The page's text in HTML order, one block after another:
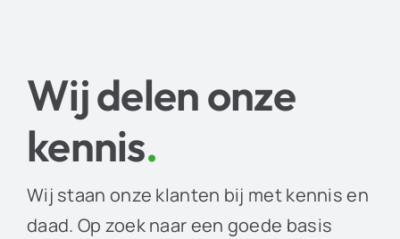
Wij delen onze
kennis.
Wij staan onze klanten bij met kennis en
daad. Op zoek naar een goede basis